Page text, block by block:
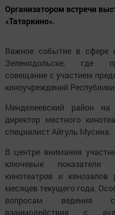
Организатором встречи
«Татаркино».
Важное событие в сфере
Зеленодольске, где
совещание с участием
киноучреждений
Менделеевский район на
директор местного
специалист Айгуль Мусина.
В центре внимания
ключевые показатели
кинотеатров и
месяцев текущего года.
вопросам ведения
взаимодействия с